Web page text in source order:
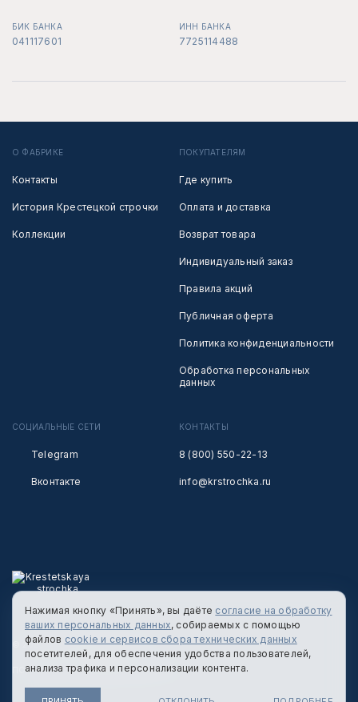
БИК БАНКА
041117601
ИНН БАНКА
7725114488
О ФАБРИКЕ
Контакты
История Крестецкой строчки
Коллекции
ПОКУПАТЕЛЯМ
Где купить
Оплата и доставка
Возврат товара
Индивидуальный заказ
Правила акций
Публичная оферта
Политика конфиденциальности
Обработка персональных
данных
СОЦИАЛЬНЫЕ СЕТИ
Telegram
Вконтакте
КОНТАКТЫ
8 (800) 550-22-13
info@krstrochka.ru
© 2026 КРЕСТЕЦКАЯ СТРОЧКА
ПОЛИТИКА КОНФИДЕНЦИАЛЬНОСТИ
Нажимая кнопку «Принять», вы даёте согласие на обработку
ваших персональных данных, собираемых с помощью
файлов cookie и сервисов сбора технических данных
посетителей, для обеспечения удобства пользователей,
анализа трафика и персонализации контента.